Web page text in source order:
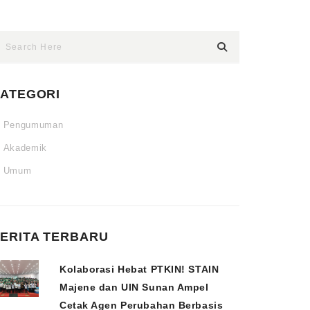
Pengumuman
Akademik
Umum
TERBARU
Kolaborasi Hebat PTKIN! STAIN
Majene dan UIN Sunan Ampel
Cetak Agen Perubahan Berbasis